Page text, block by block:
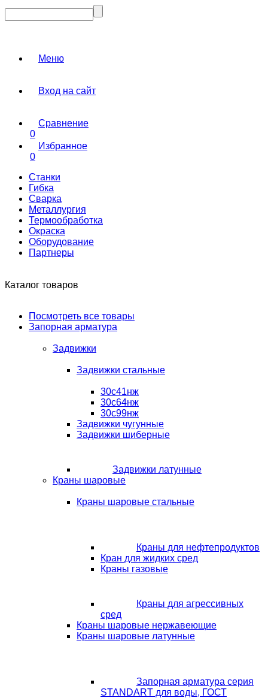
Меню
Вход на сайт
Сравнение
0
Избранное
0
Станки
Гибка
Сварка
Металлургия
Термообработка
Окраска
Оборудование
Партнеры
Каталог товаров
Посмотреть все товары
Запорная арматура
Задвижки
Задвижки стальные
30с41нж
30с64нж
30с99нж
Задвижки чугунные
Задвижки шиберные
Задвижки латунные
Краны шаровые
Краны шаровые стальные
Краны для нефтепродуктов
Кран для жидких сред
Краны газовые
Краны для агрессивных
сред
Краны шаровые нержавеющие
Краны шаровые латунные
Запорная арматура серия
STANDART для воды, ГОСТ